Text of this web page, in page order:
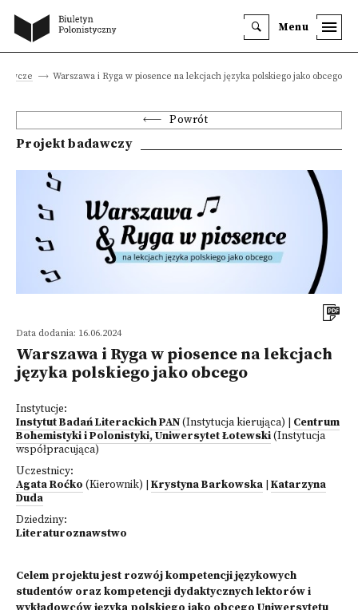
Menu
Warszawa i Ryga w piosence na lekcjach języka polskiego jako obcego
Powrót
Projekt badawczy
Data dodania: 16.06.2024
Warszawa i Ryga w piosence na lekcjach
języka polskiego jako obcego
Instytucje:
Instytut Badań Literackich PAN(Instytucja kierująca)
Centrum
Bohemistyki i Polonistyki, Uniwersytet Łotewski(Instytucja
współpracująca)
Uczestnicy:
Agata Roćko (Kierownik) Krystyna Barkowska Katarzyna
Duda
Dziedziny:
Literaturoznawstwo
Celem projektu jest rozwój kompetencji językowych
studentów oraz kompetencji dydaktycznych lektorów i